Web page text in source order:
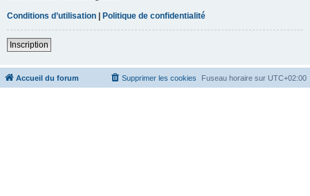
Conditions d’utilisation
Politique de confidentialité
Inscription
Accueil du forum Fuseau horaire sur UTC+02:00
Supprimer les cookies